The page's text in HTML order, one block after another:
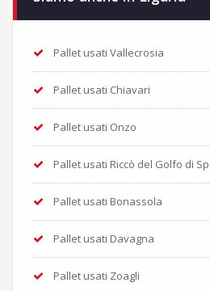
Pallet usati Vallecrosia
Pallet usati Chiavari
Pallet usati Onzo
Pallet usati Riccò del Golfo di
Pallet usati Bonassola
Pallet usati Davagna
Pallet usati Zoagli